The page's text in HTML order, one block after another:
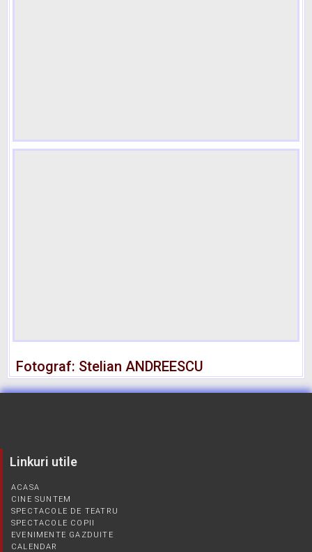
Fotograf: Stelian ANDREESCU
Linkuri utile
ACASA
CINE SUNTEM
SPECTACOLE DE TEATRU
SPECTACOLE COPII
EVENIMENTE GAZDUITE
CALENDAR